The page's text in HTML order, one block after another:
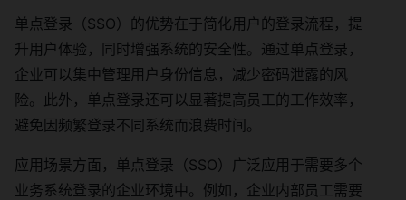
单点登录（SSO）的优势在于简化用户的登录流程，提
升用户体验，同时增强系统的安全性。通过单点登录，
企业可以集中管理用户身份信息，减少密码泄露的风
险。此外，单点登录还可以显著提高员工的工作效率，
避免因频繁登录不同系统而浪费时间。
应用场景方面，单点登录（SSO）广泛应用于需要多个
业务系统登录的企业环境中。例如，企业内部员工需要